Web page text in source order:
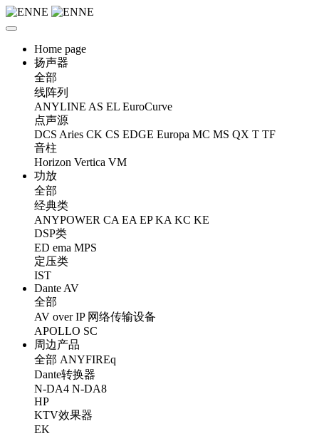
Home page
扬声器
全部
线阵列
ANYLINE AS EL EuroCurve
点声源
DCS Aries CK CS EDGE Europa MC MS QX T TF
音柱
Horizon Vertica VM
功放
全部
经典类
ANYPOWER CA EA EP KA KC KE
DSP类
ED ema MPS
定压类
IST
Dante AV
全部
AV over IP 网络传输设备
APOLLO SC
周边产品
全部 ANYFIREq
Dante转换器
N-DA4 N-DA8
HP
KTV效果器
EK